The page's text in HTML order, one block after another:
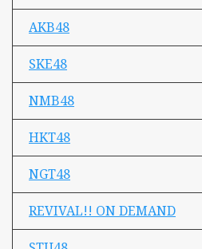
AKB48
SKE48
NMB48
HKT48
NGT48
REVIVAL!! ON DEMAND